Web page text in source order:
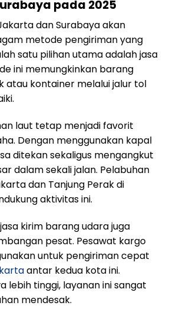
pada 2025
dan Surabaya akan
metode pengiriman yang
satu pilihan utama adalah jasa
ini memungkinkan barang
atau kontainer melalui jalur tol
laut tetap menjadi favorit
Dengan menggunakan kapal
ditekan sekaligus mengangkut
dalam sekali jalan. Pelabuhan
dan Tanjung Perak di
aktivitas ini.
kirim barang udara juga
pesat. Pesawat kargo
untuk pengiriman cepat
antar kedua kota ini.
lebih tinggi, layanan ini sangat
mendesak.